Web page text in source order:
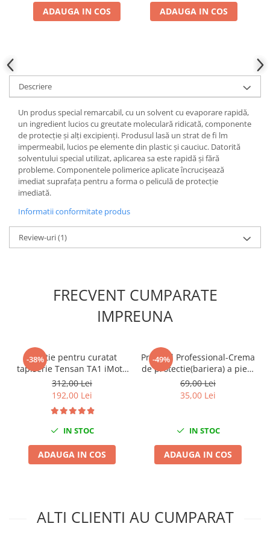
Slefuitoare electrice
Audi
Bmw
Chevrolet
Chrysler
Citroen
Dacia
Fiat
Ford
Jaguar
Land Rover
Mazda
Renault
Rover
Saab
Volkswagen
Accesorii Pneumatice
ADAUGA IN COS ADAUGA IN COS
Descriere
Un produs special remarcabil, cu un solvent cu evaporare rapidă,
un ingredient lucios cu greutate moleculară ridicată, componente
de protecție și alți excipienți. Produsul lasă un strat de fi lm
impermeabil, lucios pe elemente din plastic și cauciuc. Datorită
solventului special utilizat, aplicarea sa este rapidă și fără
probleme. Componentele polimerice aplicate încrucișează
imediat suprafața pentru a forma o peliculă de protecție
imediată.
Informatii conformitate produs
Review-uri(1)
FRECVENT CUMPARATE
IMPREUNA
-38%
Solutie pentru curatat
tapiserie Tensan TA1 iMoto
5kg
312,00 Lei
192,00 Lei
IN STOC
ADAUGA IN COS
-49%
Protexol Professional-Crema
de protectie(bariera) a pielii
mainilor impotriva
murdariei persistente pe
69,00 Lei
35,00 Lei
IN STOC
ADAUGA IN COS
ALTI CLIENTI AU CUMPARAT